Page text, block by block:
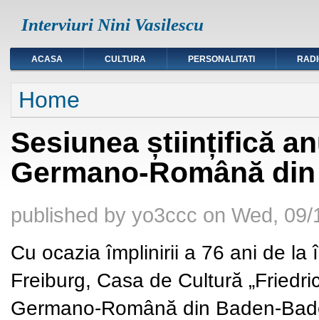
Interviuri Nini Vasilescu
ACASA CULTURA PERSONALITATI
You are here
Home
Sesiunea științifică
Germano-Română
published by yo3ccc on Wed,
Cu ocazia împlinirii a 76 ani de la
Freiburg, Casa de Cultură
Germano-Română din Baden-